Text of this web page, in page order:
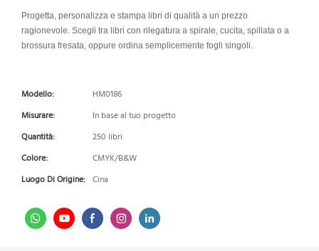
Progetta, personalizza e stampa libri di qualità a un prezzo
ragionevole. Scegli tra libri con rilegatura a spirale, cucita, spillata o a
brossura fresata, oppure ordina semplicemente fogli singoli.
Modello:
HM0186
Misurare:
In base al tuo progetto
Quantità:
250 libri
Colore:
CMYK/B&W
Luogo Di Origine: Cina